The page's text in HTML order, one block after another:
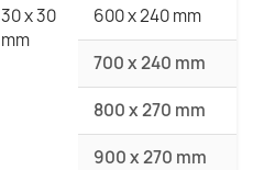
30 x 30
mm
600 x 240 mm
700 x 240 mm
800 x 270 mm
900 x 270 mm